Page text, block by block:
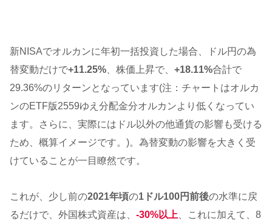
新NISAでオルカンに年初一括投資した場合、ドル円の為
替変動だけで+11.25% 、株価上昇で、 +18.11%合計で
29.36%のリターンとなっています(注：チャートはオルカ
ンのETF版2559ゆえ分配金分オルカンより低くなってい
ます。さらに、実際にはドル以外の他通貨の影響も受ける
ため、概算イメージです。)。為替変動の影響を大きく受
けていることが一目瞭然です。
これが、少し前の2021年頃の1ドル100円前後の水準に戻
るだけで、外国株式資産は、 -30%以上 、これに加えて、8